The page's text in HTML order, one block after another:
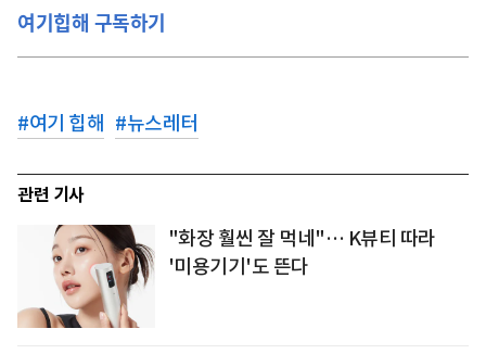
여기힙해 구독하기
#여기 힙해 #뉴스레터
관련 기사
"화장 훨씬 잘 먹네"… K뷰티 따라
'미용기기'도 뜬다